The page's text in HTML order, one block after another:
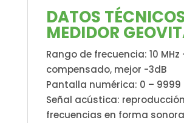
DATOS
MEDIDOR
Rango de frecuencia: 10 MHz
compensado, mejor -3dB
Pantalla numérica: 0 – 9999
Señal acústica:
frecuencias en forma